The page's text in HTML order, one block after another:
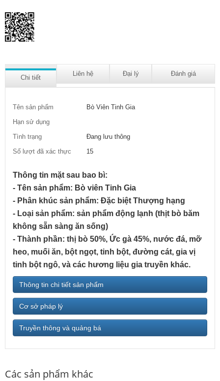
Chi tiết
Liên hệ Đại lý Đánh giá
Tên sản phẩm
Bò Viên Tinh Gia
Hạn sử dụng
Tình trạng
Đang lưu thông
Số lượt đã xác thực
15
Thông tin mặt sau bao bì:
- Tên sản phẩm: Bò viên Tinh Gia
- Phân khúc sản phẩm: Đặc biệt Thượng hạng
- Loại sản phẩm: sản phẩm động lạnh (thịt bò băm
không sẵn sàng ăn sống)
- Thành phần: thị bò 50%, Ức gà 45%, nước đá, mỡ
heo, muối ăn, bột ngọt, tinh bột, đường cát, gia vị
tinh bột ngô, và các hương liệu gia truyền khác.
Thông tin chi tiết sản phẩm
Cơ sở pháp lý
Truyền thông và quảng bá
Các sản phẩm khác